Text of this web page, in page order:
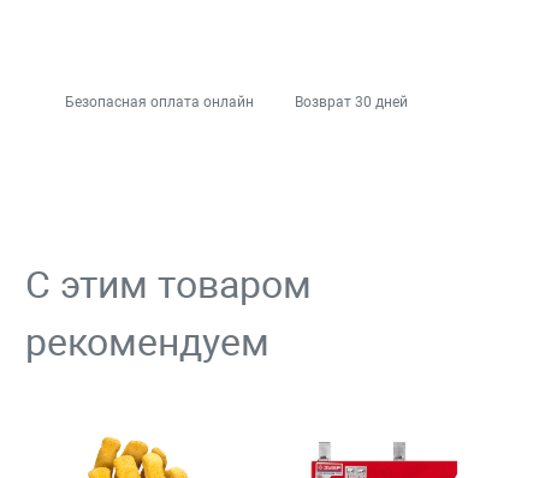
Безопасная оплата онлайн Возврат 30 дней
С этим товаром
рекомендуем